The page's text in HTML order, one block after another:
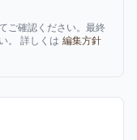
ご確認ください。最終
。 詳しくは 編集方針